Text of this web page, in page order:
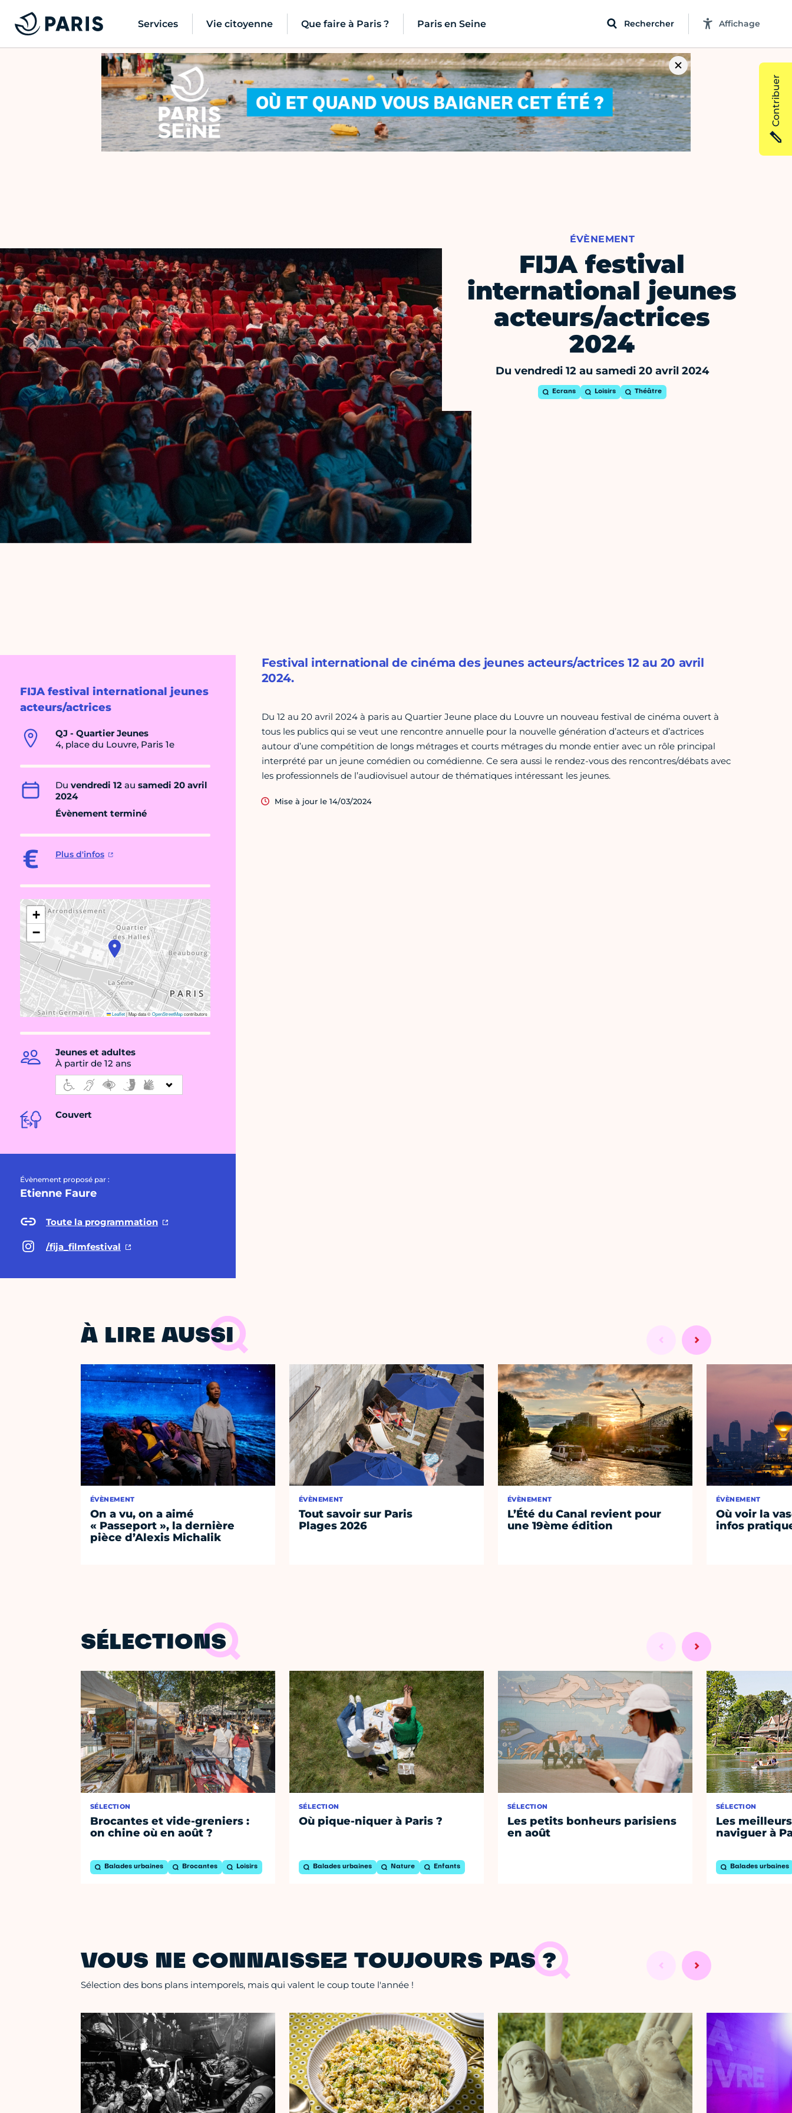
Services Vie citoyenne Que faire à Paris ? Paris en Seine Rechercher Affichage
ÉVÈNEMENT
FIJA festival
international jeunes
acteurs/actrices
2024
Du vendredi 12 au samedi 20 avril 2024
Ecrans Loisirs Théâtre
FIJA festival international jeunes
acteurs/actrices
QJ - Quartier Jeunes
4, place du Louvre, Paris 1e
Du vendredi 12 au samedi 20 avril
2024
Évènement terminé
Plus d'infos
+
−
Leaflet|Map data ©OpenStreetMapcontributors
Jeunes et adultes
À partir de 12 ans
Couvert
Évènement proposé par :
Etienne Faure
Toute la programmation
/fija_filmfestival
Festival international de cinéma des jeunes acteurs/actrices 12 au 20 avril
2024.
Du 12 au 20 avril 2024 à paris au Quartier Jeune place du Louvre un nouveau festival de cinéma ouvert à
tous les publics qui se veut une rencontre annuelle pour la nouvelle génération d’acteurs et d’actrices
autour d’une compétition de longs métrages et courts métrages du monde entier avec un rôle principal
interprété par un jeune comédien ou comédienne. Ce sera aussi le rendez-vous des rencontres/débats avec
les professionnels de l’audiovisuel autour de thématiques intéressant les jeunes.
Mise à jour le 14/03/2024
À LIRE AUSSI
ÉVÈNEMENT
On a vu, on a aimé
« Passeport », la dernière
pièce d’Alexis Michalik
ÉVÈNEMENT
Tout savoir sur Paris
Plages 2026
ÉVÈNEMENT
L’Été du Canal revient pour
une 19ème édition
ÉVÈNEMENT
Où voir la
infos
SÉLECTIONS
SÉLECTION
Brocantes et vide-greniers :
on chine où en août ?
Balades urbaines Brocantes Loisirs
SÉLECTION
Où pique-niquer à Paris ?
Balades urbaines Nature Enfants
SÉLECTION
Les petits bonheurs parisiens
en août
SÉLECTION
Les
naviguer à
Balades urbaines
VOUS NE CONNAISSEZ TOUJOURS PAS ?
Sélection des bons plans intemporels, mais qui valent le coup toute l'année !
Contribuer